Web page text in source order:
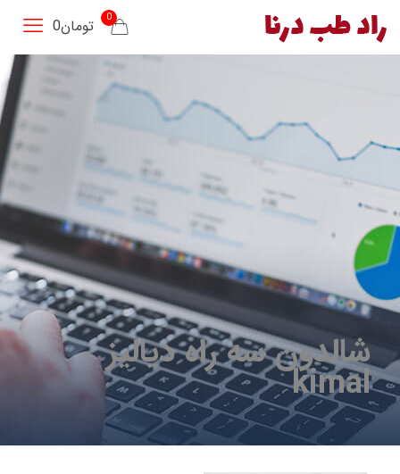
0 تومان0
شالدون سه راه دیالیز
kimal